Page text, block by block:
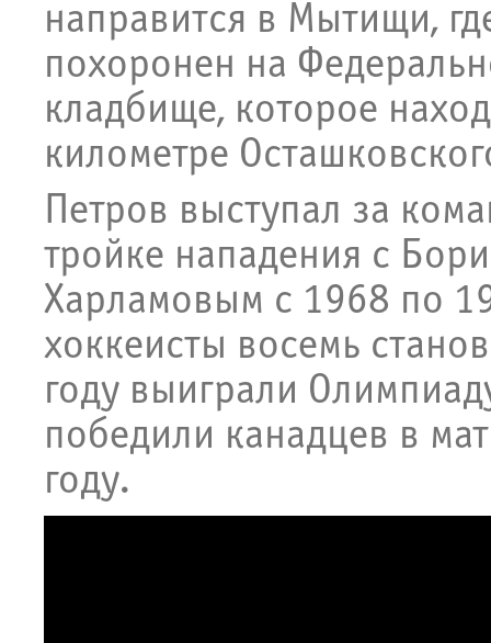
направится в Мытищи,
похоронен на
кладбище, которое
километре
Петров выступал за
тройке нападения с
Харламовым с 1968 по
хоккеисты восемь
году выиграли
победили канадцев в
году.